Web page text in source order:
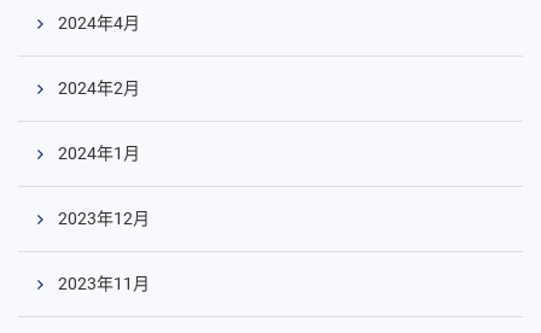
2024年4月
2024年2月
2024年1月
2023年12月
2023年11月